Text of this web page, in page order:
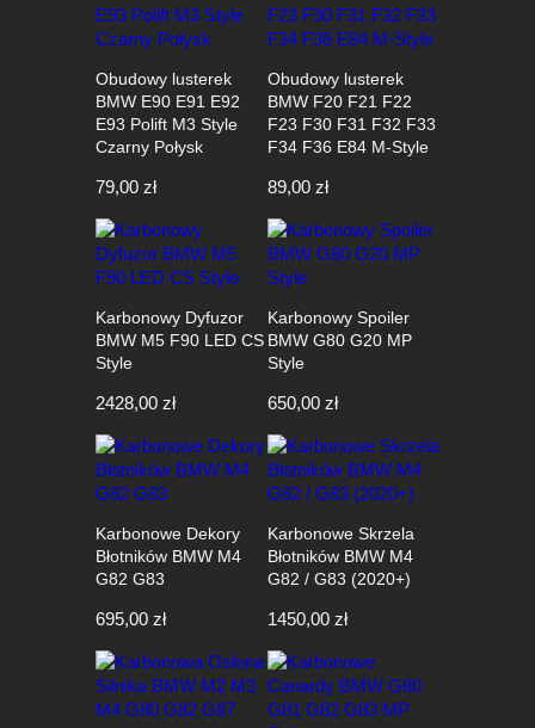
Obudowy lusterek
BMW E90 E91 E92
E93 Polift M3 Style
Czarny Połysk
79,00 zł
Obudowy lusterek
BMW F20 F21 F22
F23 F30 F31 F32 F33
F34 F36 E84 M-Style
89,00 zł
Karbonowy Dyfuzor
BMW M5 F90 LED CS
Style
2428,00 zł
Karbonowy Spoiler
BMW G80 G20 MP
Style
650,00 zł
Karbonowe Dekory
Błotników BMW M4
G82 G83
695,00 zł
Karbonowe Skrzela
Błotników BMW M4
G82 / G83 (2020+)
1450,00 zł